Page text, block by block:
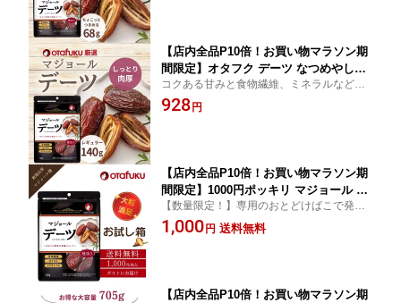
【店内全品P10倍！お買い物マラソン期
間限定】オタフク デーツ なつめやしの
実 140g オタフクソース 国内製造 着色
料 保存料 無添加 砂糖不使用 おやつ お
コクある甘みと食物繊維、ミネラルなどの
栄養価
928円
【店内全品P10倍！お買い物マラソン期
間限定】1000円ポッキリ マジョール デ
ーツ お試し ドライフルーツ ドライデー
ツ ナツメヤシ 大粒 無添加 ミネラル 食
【数量限定！】専用のおとどけばこで発送
デーツの王様マジョール種のなつめやしの
実使用。 【代金引換・日時指定不可】
1,000円 送料無料
【店内全品P10倍！お買い物マラソン期